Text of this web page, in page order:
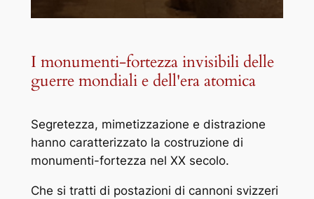
I monumenti-fortezza invisibili delle
guerre mondiali e dell'era atomica
Segretezza, mimetizzazione e distrazione
hanno caratterizzato la costruzione di
monumenti-fortezza nel XX secolo.
Che si tratti di postazioni di cannoni svizzeri